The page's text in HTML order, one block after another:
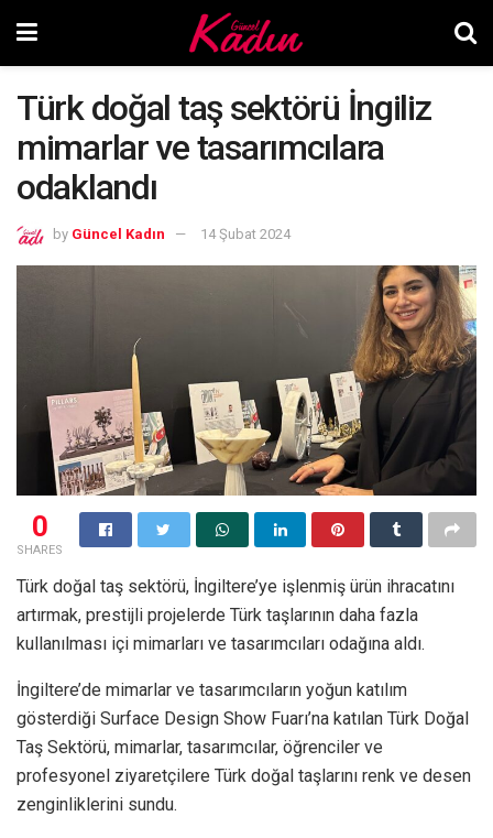
Türk doğal taş sektörü İngiliz
mimarlar ve tasarımcılara
odaklandı
by Güncel Kadın 14 Şubat 2024
0
SHARES
Türk doğal taş sektörü, İngiltere’ye işlenmiş ürün ihracatını
artırmak, prestijli projelerde Türk taşlarının daha fazla
kullanılması içi mimarları ve tasarımcıları odağına aldı.
İngiltere’de mimarlar ve tasarımcıların yoğun katılım
gösterdiği Surface Design Show Fuarı’na katılan Türk Doğal
Taş Sektörü, mimarlar, tasarımcılar, öğrenciler ve
profesyonel ziyaretçilere Türk doğal taşlarını renk ve desen
zenginliklerini sundu.